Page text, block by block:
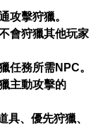
擊狩獵。
會狩獵其他玩家
務所需NPC。
主動攻擊的
、優先狩獵、